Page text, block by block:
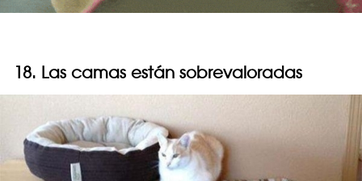
18. Las camas están sobrevaloradas